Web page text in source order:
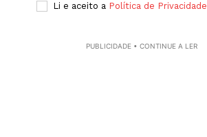
Li e aceito a Política de Privacidade
PUBLICIDADE • CONTINUE A LER